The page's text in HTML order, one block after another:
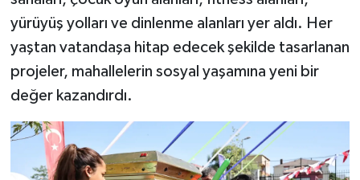
yürüyüş yolları ve dinlenme alanları yer aldı. Her
yaştan vatandaşa hitap edecek şekilde tasarlanan
projeler, mahallelerin sosyal yaşamına yeni bir
değer kazandırdı.